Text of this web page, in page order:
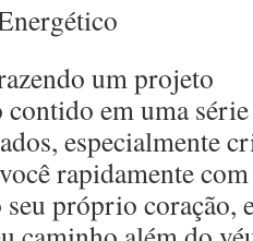
um projeto
contido em uma
especialmente
rapidamente
seu próprio coração,